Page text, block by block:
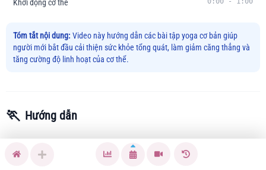
Khởi động cơ thể
Tóm tắt nội dung: Video này hướng dẫn các bài tập yoga cơ bản giúp
người mới bắt đầu cải thiện sức khỏe tổng quát, làm giảm căng thẳng và
tăng cường độ linh hoạt của cơ thể.
🏃 Hướng dẫn
Bạn cảm thấy căng cơ, mệt mỏi toàn thân sau những ngày